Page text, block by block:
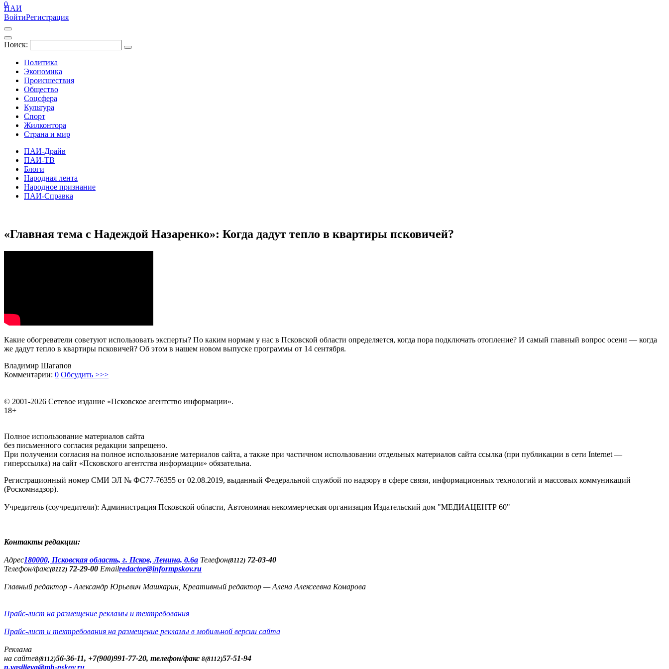
ПАИ
ВойтиРегистрация
Поиск:
Политика
Экономика
Происшествия
Общество
Соцсфера
Культура
Спорт
Жилконтора
Страна и мир
ПАИ-Драйв
ПАИ-ТВ
Блоги
Народная лента
Народное признание
ПАИ-Справка
0
«Главная тема с Надеждой Назаренко»: Когда дадут тепло в квартиры псковичей?
Какие обогреватели советуют использовать эксперты? По каким нормам у нас в Псковской области определяется, когда пора подключать отопление? И самый главный вопрос осени — когда
же дадут тепло в квартиры псковичей? Об этом в нашем новом выпуске программы от 14 сентября.
Владимир Шагапов
Комментарии: 0 Обсудить >>>
© 2001-2026 Сетевое издание «Псковское агентство информации».
18+
Полное использование материалов сайта
без письменного согласия редакции запрещено.
При получении согласия на полное использование материалов сайта, а также при частичном использовании отдельных материалов сайта ссылка (при публикации в сети Internet —
гиперссылка) на сайт «Псковского агентства информации» обязательна.
Регистрационный номер СМИ ЭЛ № ФС77-76355 от 02.08.2019, выданный Федеральной службой по надзору в сфере связи, информационных технологий и массовых коммуникаций
(Роскомнадзор).
Учредитель (соучредители): Администрация Псковской области, Автономная некоммерческая организация Издательский дом "МЕДИАЦЕНТР 60"
Контакты редакции:
Адреc180000, Псковская область, г. Псков, Ленина, д.6а Телефон(8112) 72-03-40
Телефон/факс(8112) 72-29-00 Emailredactor@informpskov.ru
Главный редактор - Александр Юрьевич Машкарин, Креативный редактор — Алена Алексеевна Комарова
Прайс-лист на размещение рекламы и техтребования
Прайс-лист и техтребования на размещение рекламы в мобильной версии сайта
Реклама
на сайте8(8112)56-36-11, +7(900)991-77-20, телефон/факс 8(8112)57-51-94
n.vasilieva@mh-pskov.ru